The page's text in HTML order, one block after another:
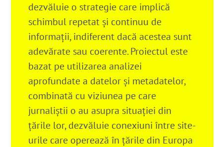
dezvăluie o strategie care implică
schimbul repetat și continuu de
informații, indiferent dacă acestea sunt
adevărate sau coerente. Proiectul este
bazat pe utilizarea analizei
aprofundate a datelor și metadatelor,
combinată cu viziunea pe care
jurnaliștii o au asupra situației din
țările lor, dezvăluie conexiuni între site-
urile care operează în țările din Europa